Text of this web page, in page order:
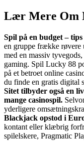
Lær Mere Om
Spil på en budget –
en gruppe frække røvere
med en massiv
gaming. Spil Lucky 88
på et betroet online
du finde en gratis digital
Sitet tilbyder også en
mange casinospil.
yderligere
Blackjack opstod i
kontant eller klæbrig
spilelskere, Pragmatic